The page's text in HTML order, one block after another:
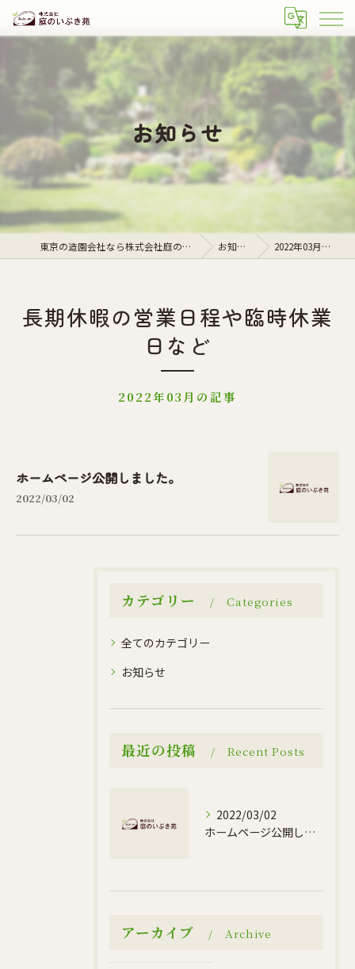
お知らせ
東京の造園会社なら株式会社庭のいぶき苑 お知らせ 2022年03月の記事
長期休暇の営業日程や臨時休業
日など
2022年03月の記事
ホームページ公開しました。
2022/03/02
カテゴリー Categories
全てのカテゴリー
お知らせ
最近の投稿 Recent Posts
2022/03/02
ホームページ公開しました。
アーカイブ Archive